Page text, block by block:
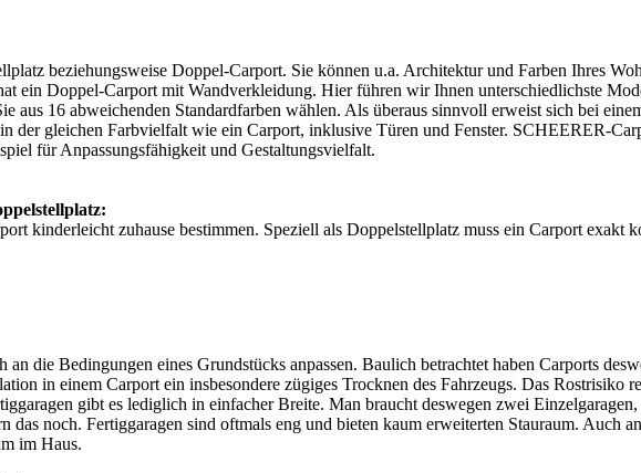
beziehungsweise Doppel-Carport. Sie können u.a. Architektur und Farben Ihres
ein Doppel-Carport mit Wandverkleidung. Hier führen wir Ihnen unterschiedlichste
aus 16 abweichenden Standardfarben wählen. Als überaus sinnvoll erweist sich bei
der gleichen Farbvielfalt wie ein Carport, inklusive Türen und Fenster. SCHEERER-
für Anpassungsfähigkeit und Gestaltungsvielfalt.
kinderleicht zuhause bestimmen. Speziell als Doppelstellplatz muss ein Carport exakt
die Bedingungen eines Grundstücks anpassen. Baulich betrachtet haben Carports
in einem Carport ein insbesondere zügiges Trocknen des Fahrzeugs. Das Rostrisiko
gibt es lediglich in einfacher Breite. Man braucht deswegen zwei
noch. Fertiggaragen sind oftmals eng und bieten kaum erweiterten Stauraum. Auch
im Haus.